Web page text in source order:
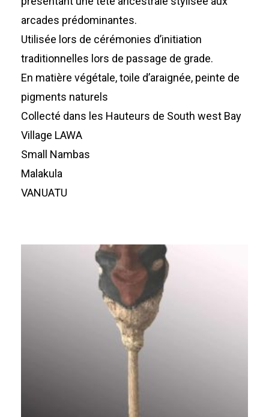
arcades prédominantes.
Utilisée lors de cérémonies d’initiation
traditionnelles lors de passage de grade.
En matière végétale, toile d’araignée, peinte de
pigments naturels
Collecté dans les Hauteurs de South west Bay
Village LAWA
Small Nambas
Malakula
VANUATU